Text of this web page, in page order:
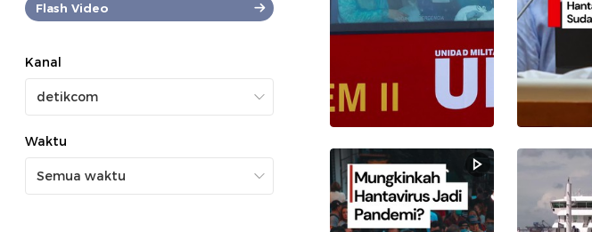
Flash Video
Kanal
Waktu